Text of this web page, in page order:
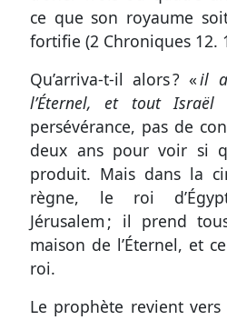
ce que son royaume
fortifie (2 Chroniques 12.
Qu’arriva-t-il alors ? «il
l’Éternel, et tout Israël
persévérance, pas de
deux ans pour voir si
produit. Mais dans la
règne, le roi
Jérusalem ; il prend
maison de l’Éternel, et
roi.
Le prophète revient